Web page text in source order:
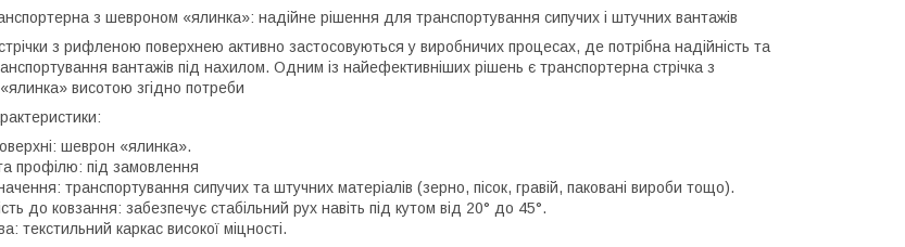
з шевроном «ялинка»: надійне рішення для транспортування сипучих і штучних вантажів
з рифленою поверхнею активно застосовуються у виробничих процесах, де потрібна надійність та
вантажів під нахилом. Одним із найефективніших рішень є транспортерна стрічка з
висотою згідно потреби
шеврон «ялинка».
профілю: під замовлення
транспортування сипучих та штучних матеріалів (зерно, пісок, гравій, паковані вироби тощо).
до ковзання: забезпечує стабільний рух навіть під кутом від 20° до 45°.
текстильний каркас високої міцності.